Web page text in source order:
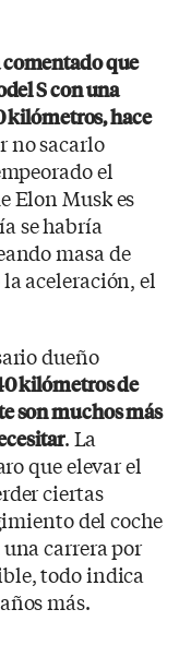
que
S con una
kilómetros, hace
no sacarlo
el
Elon Musk es
se habría
masa de
aceleración, el
dueño
kilómetros de
son muchos más
. La
que elevar el
ciertas
del coche
carrera por
todo indica
más.